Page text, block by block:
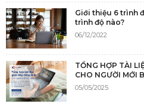
Giới thiệu 6 trình
trình độ nào?
06/12/2022
TỔNG HỢP TÀI
CHO NGƯỜI MỚI
05/05/2025